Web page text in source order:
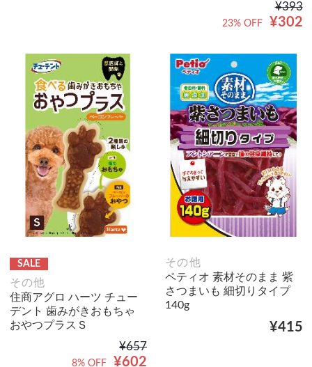
¥393
¥302
23% OFF
SALE
その他
住商アグロ ハーツ チュー
デント 歯みがきおもちゃ
おやつプラスＳ
¥657
¥602
8% OFF
その他
ペティオ 素材そのまま 紫
さつまいも 細切りタイプ
140g
¥415